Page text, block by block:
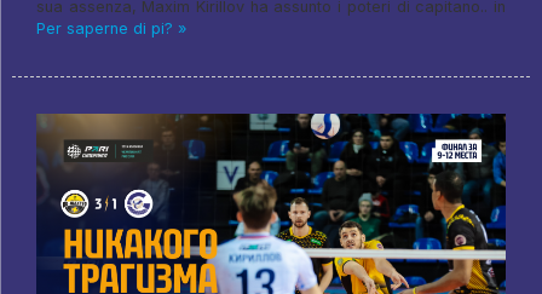
sua assenza, Maxim Kirillov ha assunto i poteri di capitano.. in
Per saperne di pi? »